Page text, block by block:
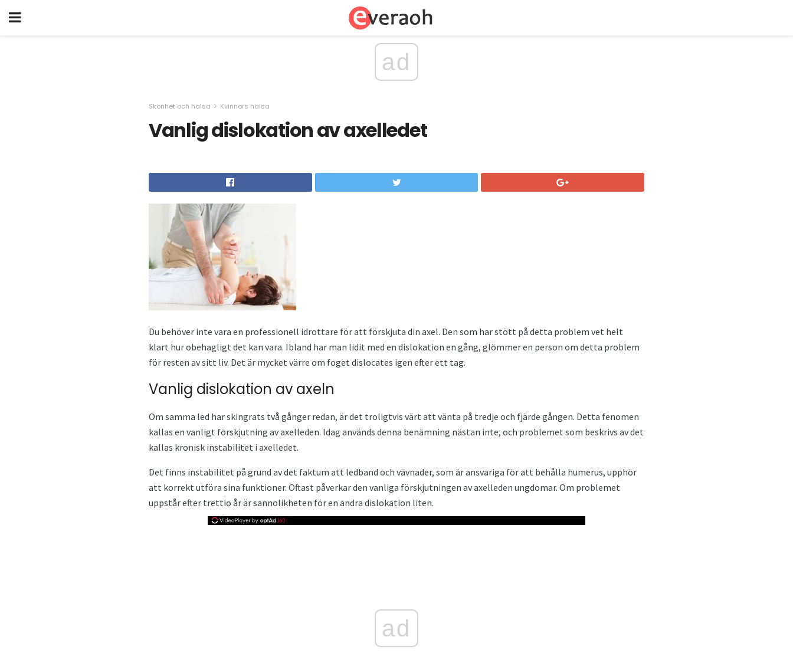
ad
Skönhet och hälsa Kvinnors hälsa
Vanlig dislokation av axelledet
Du behöver inte vara en professionell idrottare för att förskjuta din axel. Den som har stött på detta problem vet helt
klart hur obehagligt det kan vara. Ibland har man lidit med en dislokation en gång, glömmer en person om detta problem
för resten av sitt liv. Det är mycket värre om foget dislocates igen efter ett tag.
Vanlig dislokation av axeln
Om samma led har skingrats två gånger redan, är det troligtvis värt att vänta på tredje och fjärde gången. Detta fenomen
kallas en vanligt förskjutning av axelleden. Idag används denna benämning nästan inte, och problemet som beskrivs av det
kallas kronisk instabilitet i axelledet.
Det finns instabilitet på grund av det faktum att ledband och vävnader, som är ansvariga för att behålla humerus, upphör
att korrekt utföra sina funktioner. Oftast påverkar den vanliga förskjutningen av axelleden ungdomar. Om problemet
uppstår efter trettio år är sannolikheten för en andra dislokation liten.
ad